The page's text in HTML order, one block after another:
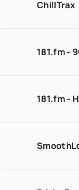
ChillTrax
181.fm -
181.fm -